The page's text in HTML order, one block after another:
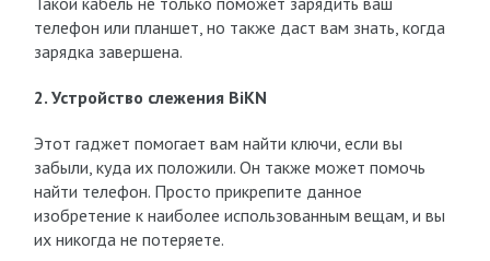
телефон или планшет, но также даст вам знать, когда
зарядка завершена.
2. Устройство слежения BiKN
Этот гаджет помогает вам найти ключи, если вы
забыли, куда их положили. Он также может помочь
найти телефон. Просто прикрепите данное
изобретение к наиболее использованным вещам, и вы
их никогда не потеряете.